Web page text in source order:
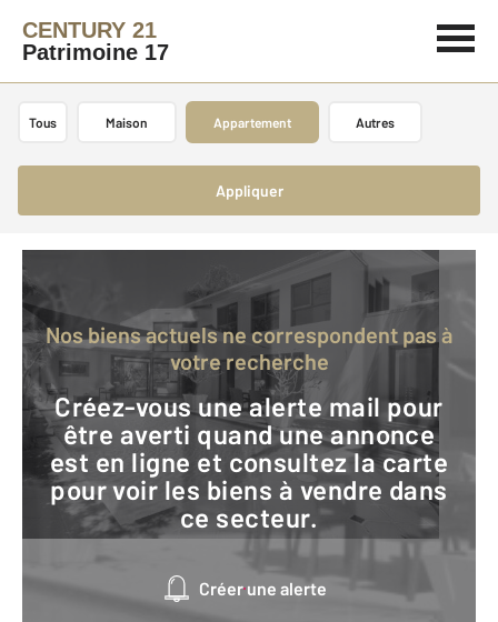
CENTURY 21
Patrimoine 17
Tous Maison Appartement Autres
Appliquer
Nos biens actuels ne correspondent pas à
votre recherche
Créez-vous une alerte mail pour
être averti quand une annonce
est en ligne et consultez la carte
pour voir les biens à vendre dans
ce secteur.
Créer une alerte